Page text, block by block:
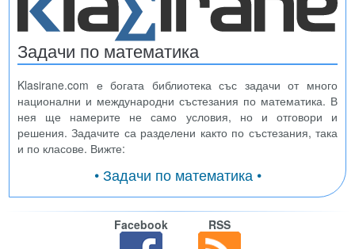
Задачи по математика
Klasirane.com е богата библиотека със задачи от много
национални и международни състезания по математика. В
нея ще намерите не само условия, но и отговори и
решения. Задачите са разделени както по състезания, така
и по класове. Вижте:
• Задачи по математика •
Facebook RSS